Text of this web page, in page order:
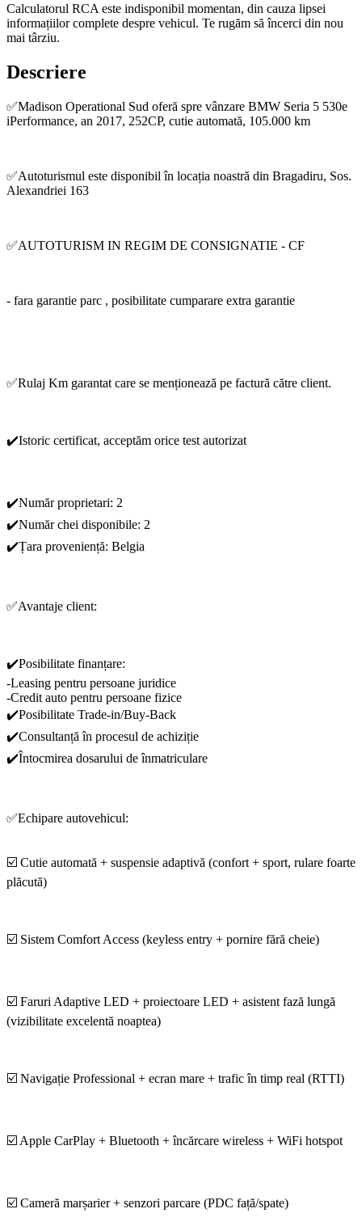
Calculatorul RCA este indisponibil momentan, din cauza lipsei
informațiilor complete despre vehicul. Te rugăm să încerci din nou
mai târziu.
Descriere
✅Madison Operational Sud oferă spre vânzare BMW Seria 5 530e
iPerformance, an 2017, 252CP, cutie automată, 105.000 km
✅Autoturismul este disponibil în locația noastră din Bragadiru, Sos.
Alexandriei 163
✅AUTOTURISM IN REGIM DE CONSIGNATIE - CF
- fara garantie parc , posibilitate cumparare extra garantie
✅Rulaj Km garantat care se menționează pe factură către client.
✔️Istoric certificat, acceptăm orice test autorizat
✔️Număr proprietari: 2
✔️Număr chei disponibile: 2
✔️Țara proveniență: Belgia
✅Avantaje client:
✔️Posibilitate finanțare:
-Leasing pentru persoane juridice
-Credit auto pentru persoane fizice
✔️Posibilitate Trade-in/Buy-Back
✔️Consultanță în procesul de achiziție
✔️Întocmirea dosarului de înmatriculare
✅Echipare autovehicul:
☑️ Cutie automată + suspensie adaptivă (confort + sport, rulare foarte
plăcută)
☑️ Sistem Comfort Access (keyless entry + pornire fără cheie)
☑️ Faruri Adaptive LED + proiectoare LED + asistent fază lungă
(vizibilitate excelentă noaptea)
☑️ Navigație Professional + ecran mare + trafic în timp real (RTTI)
☑️ Apple CarPlay + Bluetooth + încărcare wireless + WiFi hotspot
☑️ Cameră marșarier + senzori parcare (PDC față/spate)